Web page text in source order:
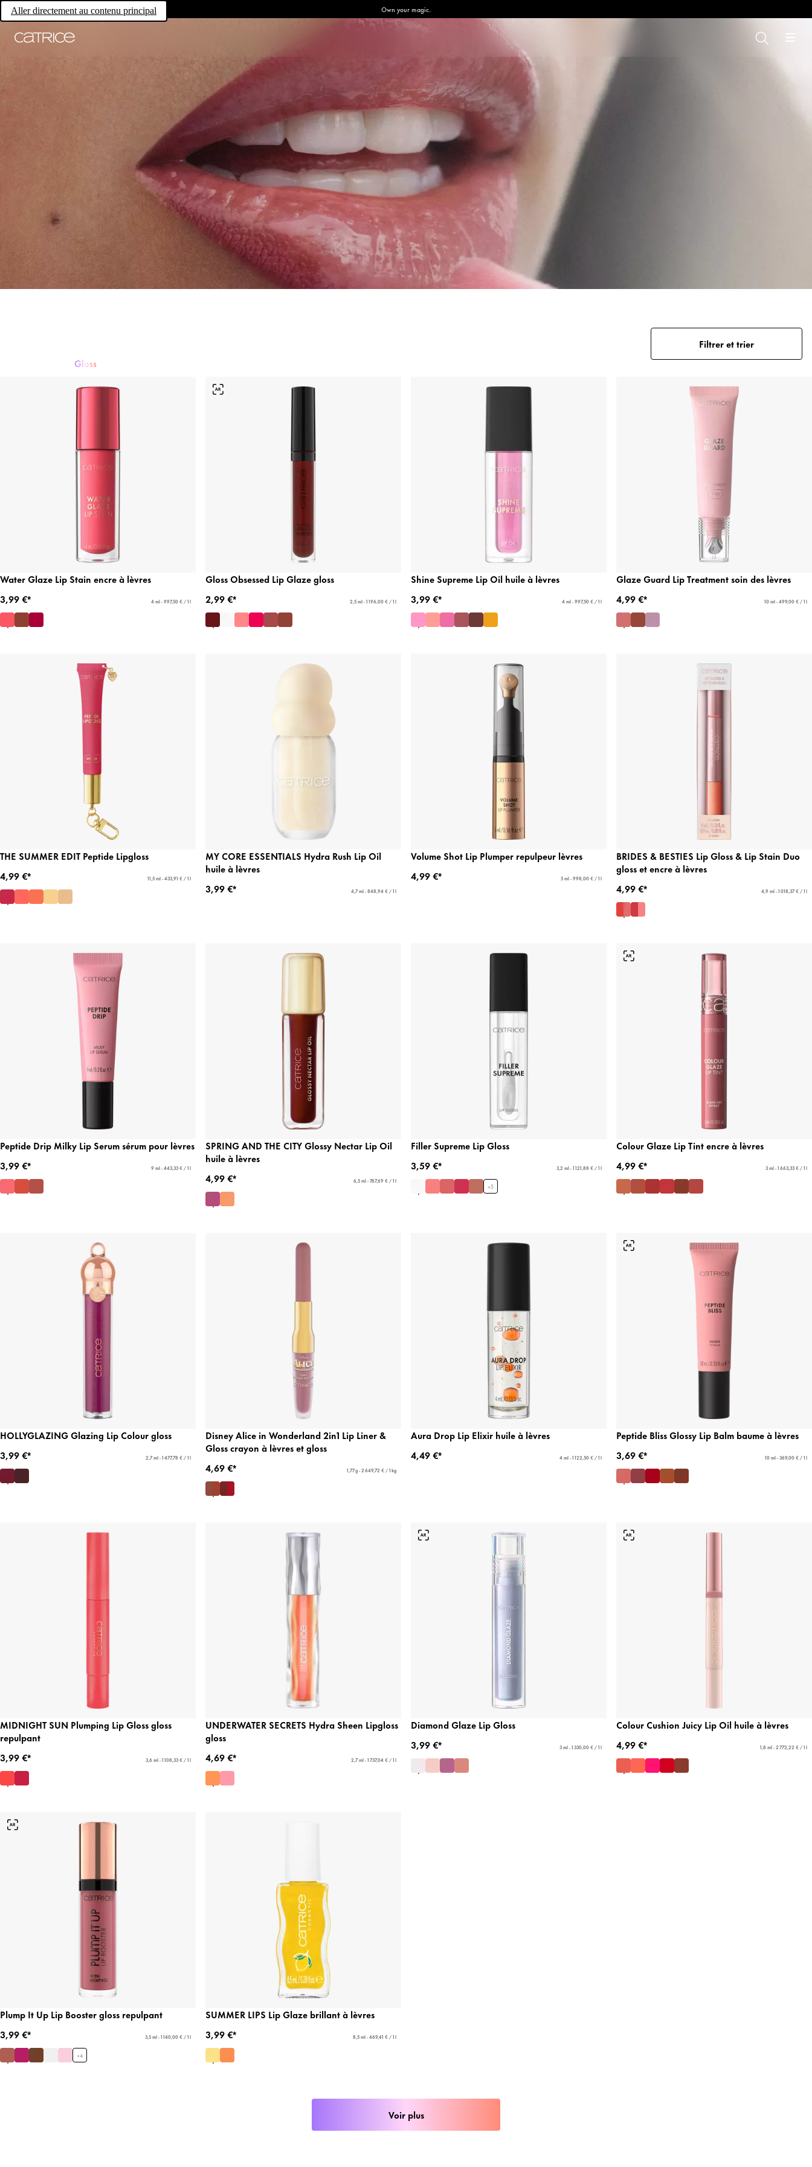
Aller directement au contenu principal Own your magic.
Gloss
Filtrer et trier
Water Glaze Lip Stain encre à lèvres
3,99 €*
4 ml - 997,50 € / 1 l
Gloss Obsessed Lip Glaze gloss
2,99 €*
2,5 ml - 1 196,00 € / 1 l
Shine Supreme Lip Oil huile à lèvres
3,99 €*
4 ml - 997,50 € / 1 l
Glaze Guard Lip Treatment soin des lèvres
4,99 €*
10 ml - 499,00 € / 1 l
THE SUMMER EDIT Peptide Lipgloss
4,99 €*
11,5 ml - 433,91 € / 1 l
MY CORE ESSENTIALS Hydra Rush Lip Oil
huile à lèvres
3,99 €*
4,7 ml - 848,94 € / 1 l
Volume Shot Lip Plumper repulpeur lèvres
4,99 €*
5 ml - 998,00 € / 1 l
BRIDES & BESTIES Lip Gloss & Lip Stain Duo
gloss et encre à lèvres
4,99 €*
4,9 ml - 1 018,37 € / 1 l
Peptide Drip Milky Lip Serum sérum pour lèvres
3,99 €*
9 ml - 443,33 € / 1 l
SPRING AND THE CITY Glossy Nectar Lip Oil
huile à lèvres
4,99 €*
6,5 ml - 767,69 € / 1 l
Filler Supreme Lip Gloss
3,59 €*
3,2 ml - 1 121,88 € / 1 l
+5
Colour Glaze Lip Tint encre à lèvres
4,99 €*
3 ml - 1 663,33 € / 1 l
HOLLYGLAZING Glazing Lip Colour gloss
3,99 €*
2,7 ml - 1 477,78 € / 1 l
Disney Alice in Wonderland 2in1 Lip Liner &
Gloss crayon à lèvres et gloss
4,69 €*
1,77 g - 2 649,72 € / 1 kg
Aura Drop Lip Elixir huile à lèvres
4,49 €*
4 ml - 1 122,50 € / 1 l
Peptide Bliss Glossy Lip Balm baume à lèvres
3,69 €*
10 ml - 369,00 € / 1 l
MIDNIGHT SUN Plumping Lip Gloss gloss
repulpant
3,99 €*
3,6 ml - 1 108,33 € / 1 l
UNDERWATER SECRETS Hydra Sheen Lipgloss
gloss
4,69 €*
2,7 ml - 1 737,04 € / 1 l
Diamond Glaze Lip Gloss
3,99 €*
3 ml - 1 330,00 € / 1 l
Colour Cushion Juicy Lip Oil huile à lèvres
4,99 €*
1,8 ml - 2 772,22 € / 1 l
Plump It Up Lip Booster gloss repulpant
3,99 €*
3,5 ml - 1 140,00 € / 1 l
+4
SUMMER LIPS Lip Glaze brillant à lèvres
3,99 €*
8,5 ml - 469,41 € / 1 l
Voir plus